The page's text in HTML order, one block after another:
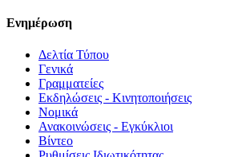
Ενημέρωση
Δελτία Τύπου
Γενικά
Γραμματείες
Εκδηλώσεις - Κινητοποιήσεις
Νομικά
Ανακοινώσεις - Εγκύκλιοι
Βίντεο